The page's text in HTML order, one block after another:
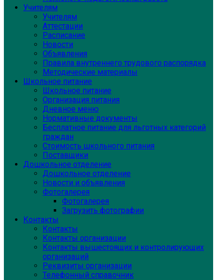
Учителям
Учителям
Аттестации
Расписание
Новости
Объявления
Правила внутреннего трудового распорядка
Методические материалы
Школьное питание
Школьное питание
Организация питания
Дневное меню
Нормативные документы
Бесплатное питание для льготных категорий
граждан
Стоимость школьного питания
Поставщики
Дошкольное отделение
Дошкольное отделение
Новости и объявления
Фотогалерея
Фотогалерея
Загрузить фотографии
Контакты
Контакты
Контакты организации
Контакты вышестоящих и контролирующих
организаций
Реквизиты организации
Телефонный справочник